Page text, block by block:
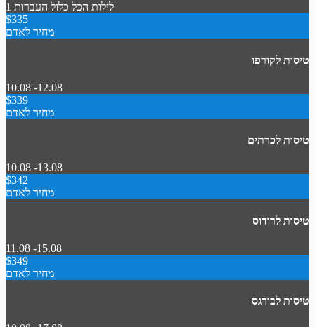
1 לילות הכל כלול העברות
$335
מחיר לאדם
טיסות לקורפו
10.08 -12.08
$339
מחיר לאדם
טיסות לכרתים
10.08 -13.08
$342
מחיר לאדם
טיסות לרודוס
11.08 -15.08
$349
מחיר לאדם
טיסות לבורגס